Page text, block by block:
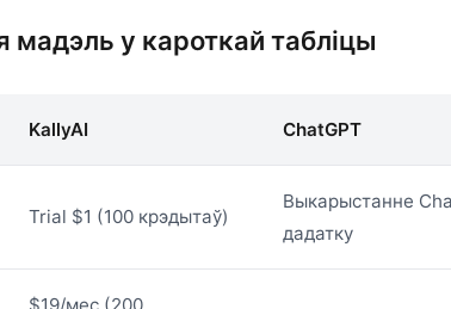
у кароткай табліцы
KallyAI ChatGPT
Trial $1 (100 крэдытаў)
Выкарыстанне
дадатку